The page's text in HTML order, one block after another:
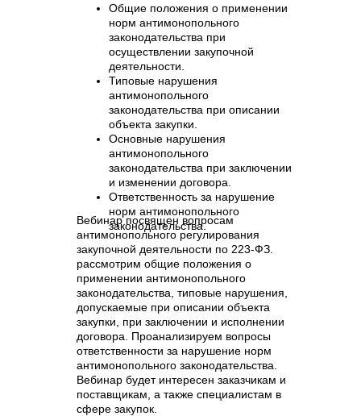
Вебинар посвящен вопросам
антимонопольного регулирования
закупочной деятельности по 223-ФЗ.
рассмотрим общие положения о
применении антимонопольного
законодательства, типовые нарушения,
допускаемые при описании объекта
закупки, при заключении и исполнении
договора. Проанализируем вопросы
ответственности за нарушение норм
антимонопольного законодательства.
Вебинар будет интересен заказчикам и
поставщикам, а также специалистам в
сфере закупок.
Общие положения о применении
норм антимонопольного
законодательства при
осуществлении закупочной
деятельности.
Типовые нарушения
антимонопольного
законодательства при описании
объекта закупки.
Основные нарушения
антимонопольного
законодательства при заключении
и изменении договора.
Ответственность за нарушение
норм антимонопольного
законодательства.